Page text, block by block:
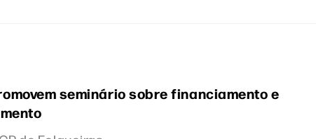
seminário sobre financiamento e